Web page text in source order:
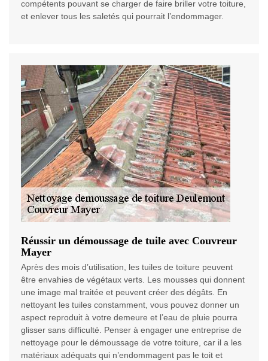
compétents pouvant se charger de faire briller votre toiture,
et enlever tous les saletés qui pourrait l’endommager.
Réussir un démoussage de tuile avec Couvreur
Mayer
Après des mois d’utilisation, les tuiles de toiture peuvent
être envahies de végétaux verts. Les mousses qui donnent
une image mal traitée et peuvent créer des dégâts. En
nettoyant les tuiles constamment, vous pouvez donner un
aspect reproduit à votre demeure et l’eau de pluie pourra
glisser sans difficulté. Penser à engager une entreprise de
nettoyage pour le démoussage de votre toiture, car il a les
matériaux adéquats qui n’endommagent pas le toit et